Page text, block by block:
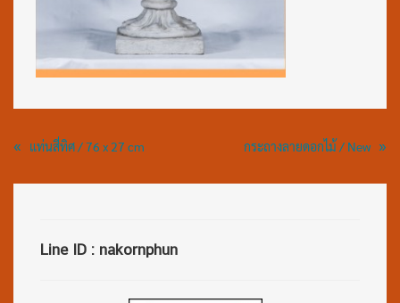
« แท่นสี่ทิศ / 76 x 27 cm กระถางลายดอกไม้ / New »
Line ID : nakornphun